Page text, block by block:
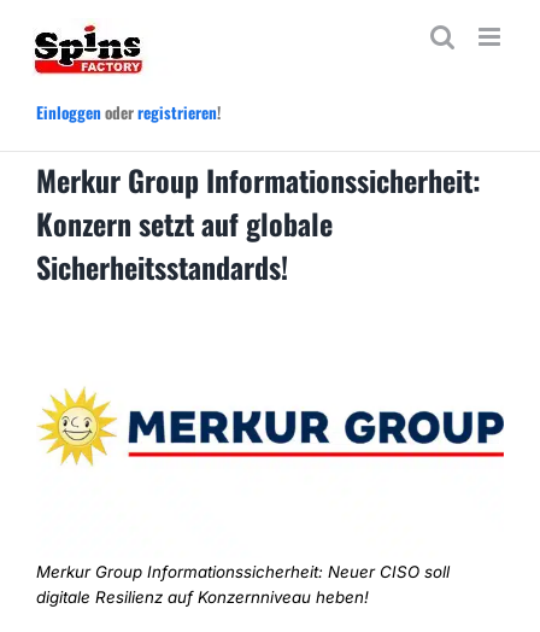
Inhalt
springen
Einloggenoderregistrieren!
Merkur Group Informationssicherheit:
Konzern setzt auf globale
Sicherheitsstandards!
Merkur Group Informationssicherheit: Neuer CISO soll
digitale Resilienz auf Konzernniveau heben!